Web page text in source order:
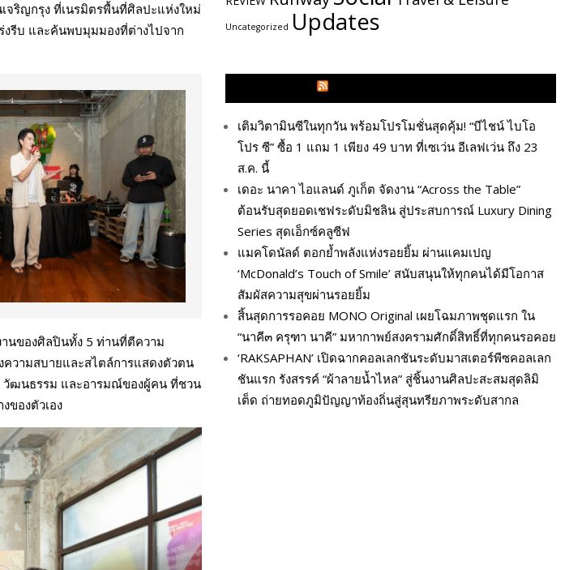
เจริญกรุง ที่เนรมิตรพื้นที่ศิลปะแห่งใหม่
รีบ และค้นพบมุมมองที่ต่างไปจาก
นของศิลปินทั้ง 5 ท่านที่ตีความ
ความสบายและสไตล์การแสดงตัวตน
วัฒนธรรม และอารมณ์ของผู้คน ที่ชวน
ของตัวเอง
Uncategorized Updates
เติมวิตามินซีในทุกวัน พร้อมโปรโมชั่นสุดคุ้ม! “บีไชน์ ไบโอ
โปร ซี” ซื้อ 1 แถม 1 เพียง 49 บาท ที่เซเว่น อีเลฟเว่น ถึง 23
ส.ค. นี้
เดอะ นาคา ไอแลนด์ ภูเก็ต จัดงาน “Across the Table”
ต้อนรับสุดยอดเชฟระดับมิชลิน สู่ประสบการณ์ Luxury Dining
Series สุดเอ็กซ์คลูซีฟ
แมคโดนัลด์ ตอกย้ำพลังแห่งรอยยิ้ม ผ่านแคมเปญ
‘McDonald’s Touch of Smile’ สนับสนุนให้ทุกคนได้มีโอกาส
สัมผัสความสุขผ่านรอยยิ้ม
สิ้นสุดการรอคอย MONO Original เผยโฉมภาพชุดแรก ใน
“นาคี๓ ครุฑา นาคี” มหากาพย์สงครามศักดิ์สิทธิ์ที่ทุกคนรอคอย
‘RAKSAPHAN’ เปิดฉากคอลเลกชันระดับมาสเตอร์พีซคอลเลก
ชันแรก รังสรรค์ “ผ้าลายน้ำไหล” สู่ชิ้นงานศิลปะสะสมสุดลิมิ
เต็ด ถ่ายทอดภูมิปัญญาท้องถิ่นสู่สุนทรียภาพระดับสากล